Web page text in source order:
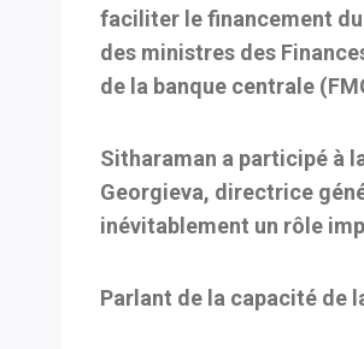
faciliter le financement
des ministres des
de la banque centrale
Sitharaman a participé à
Georgieva, directrice
inévitablement un rôle
Parlant de la capacité de